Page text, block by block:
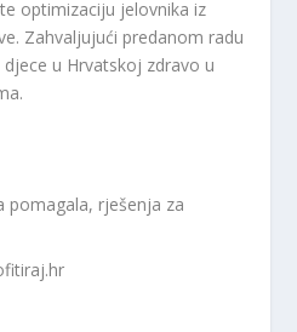
optimizaciju jelovnika iz
Zahvaljujući predanom radu
u Hrvatskoj zdravo u
pomagala, rješenja za